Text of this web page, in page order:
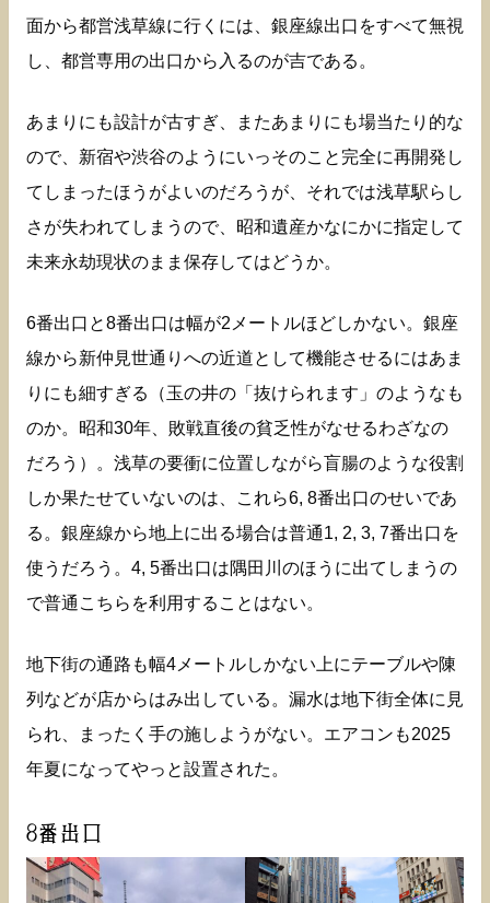
面から都営浅草線に行くには、銀座線出口をすべて無視
し、都営専用の出口から入るのが吉である。
あまりにも設計が古すぎ、またあまりにも場当たり的な
ので、新宿や渋谷のようにいっそのこと完全に再開発し
てしまったほうがよいのだろうが、それでは浅草駅らし
さが失われてしまうので、昭和遺産かなにかに指定して
未来永劫現状のまま保存してはどうか。
6番出口と8番出口は幅が2メートルほどしかない。銀座
線から新仲見世通りへの近道として機能させるにはあま
りにも細すぎる（玉の井の「抜けられます」のようなも
のか。昭和30年、敗戦直後の貧乏性がなせるわざなの
だろう）。浅草の要衝に位置しながら盲腸のような役割
しか果たせていないのは、これら6, 8番出口のせいであ
る。銀座線から地上に出る場合は普通1, 2, 3, 7番出口を
使うだろう。4, 5番出口は隅田川のほうに出てしまうの
で普通こちらを利用することはない。
地下街の通路も幅4メートルしかない上にテーブルや陳
列などが店からはみ出している。漏水は地下街全体に見
られ、まったく手の施しようがない。エアコンも2025
年夏になってやっと設置された。
8番出口